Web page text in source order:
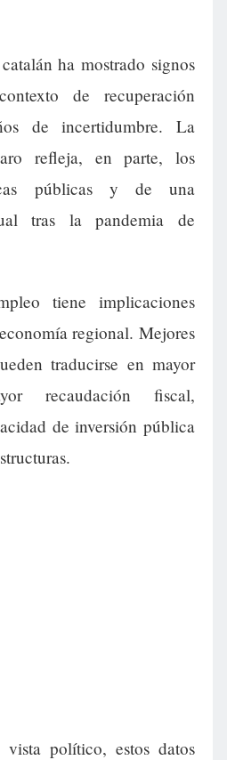
ha mostrado signos
de recuperación
de incertidumbre. La
refleja, en parte, los
públicas y de una
tras la pandemia de
tiene implicaciones
regional. Mejores
traducirse en mayor
recaudación fiscal,
de inversión pública
político, estos datos